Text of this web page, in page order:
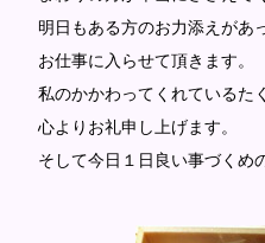
明日もある方のお力添えがあ
お仕事に入らせて頂きます。
私のかかわってくれているた
心よりお礼申し上げます。
そして今日１日良い事づくめ